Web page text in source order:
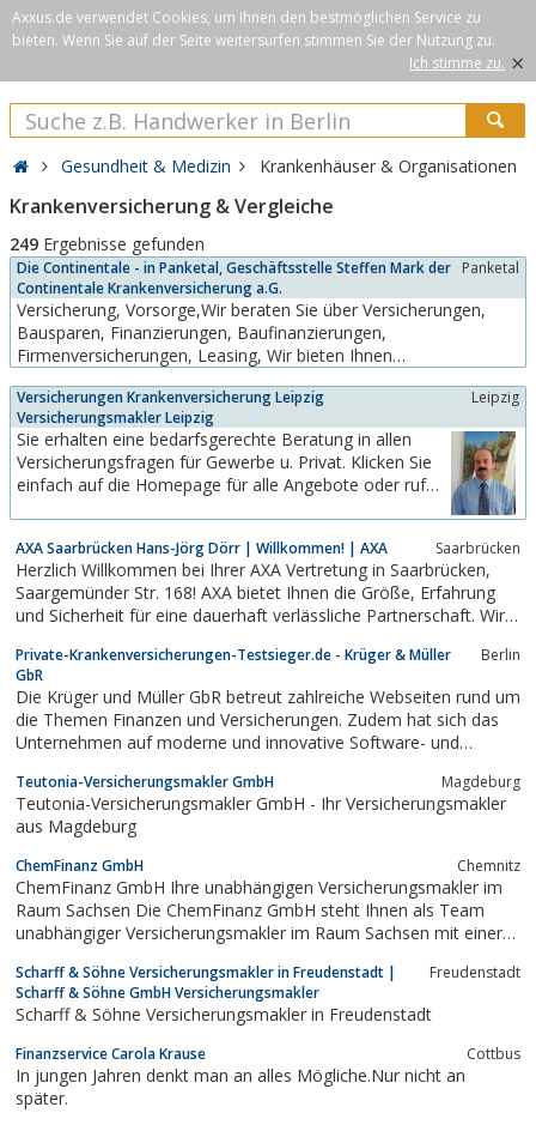
Axxus.de verwendet Cookies, um Ihnen den bestmöglichen Service zu
bieten. Wenn Sie auf der Seite weitersurfen stimmen Sie der Nutzung zu.
Ich stimme zu. ×
Gesundheit & Medizin Krankenhäuser & Organisationen
Krankenversicherung & Vergleiche
249 Ergebnisse gefunden
Die Continentale - in Panketal, Geschäftsstelle Steffen Mark der
Continentale Krankenversicherung a.G.
Panketal
Versicherung, Vorsorge,Wir beraten Sie über Versicherungen,
Bausparen, Finanzierungen, Baufinanzierungen,
Firmenversicherungen, Leasing, Wir bieten Ihnen
Lindenberg, Schwanebeck, Wandlitz,Basdorf, Schorfheide,
Zerpenschleuse, Klosterfelde.
Versicherungen Krankenversicherung Leipzig
Versicherungsmakler Leipzig
Leipzig
Sie erhalten eine bedarfsgerechte Beratung in allen
Versicherungsfragen für Gewerbe u. Privat. Klicken Sie
einfach auf die Homepage für alle Angebote oder rufen
derwww.mdf-gruppe.de Jeder dieser Makler hat sein
Spezialgebiet. So...
AXA Saarbrücken Hans-Jörg Dörr | Willkommen! | AXA Saarbrücken
Herzlich Willkommen bei Ihrer AXA Vertretung in Saarbrücken,
Saargemünder Str. 168! AXA bietet Ihnen die Größe, Erfahrung
und Sicherheit für eine dauerhaft verlässliche Partnerschaft. Wir
Private-Krankenversicherungen-Testsieger.de - Krüger & Müller
GbR
Berlin
Die Krüger und Müller GbR betreut zahlreiche Webseiten rund um
die Themen Finanzen und Versicherungen. Zudem hat sich das
Unternehmen auf moderne und innovative Software- und
Berlin.
Teutonia-Versicherungsmakler GmbH Magdeburg
Teutonia-Versicherungsmakler GmbH - Ihr Versicherungsmakler
aus Magdeburg
ChemFinanz GmbH Chemnitz
ChemFinanz GmbH Ihre unabhängigen Versicherungsmakler im
Raum Sachsen Die ChemFinanz GmbH steht Ihnen als Team
unabhängiger Versicherungsmakler im Raum Sachsen mit einer
Unsere engagierten Experten sind an keine Gesellschaft
gebunden und darauf spezialisiert,...
Scharff & Söhne Versicherungsmakler in Freudenstadt |
Scharff & Söhne GmbH Versicherungsmakler
Freudenstadt
Scharff & Söhne Versicherungsmakler in Freudenstadt
Finanzservice Carola Krause Cottbus
In jungen Jahren denkt man an alles Mögliche.Nur nicht an
später.